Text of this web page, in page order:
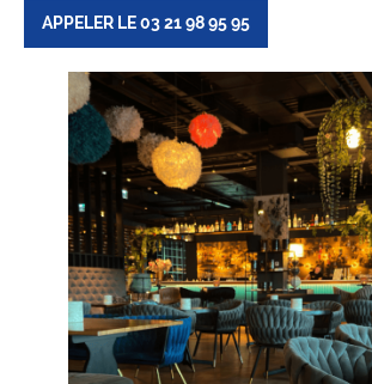
APPELER LE 03 21 98 95 95